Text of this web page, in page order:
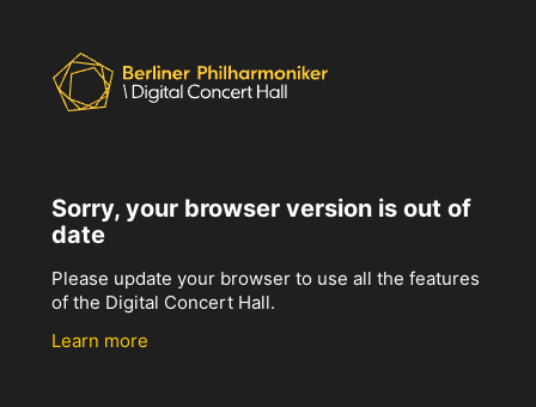
Sorry, your browser version is out of
date
Please update your browser to use all the features
of the Digital Concert Hall.
Learn more